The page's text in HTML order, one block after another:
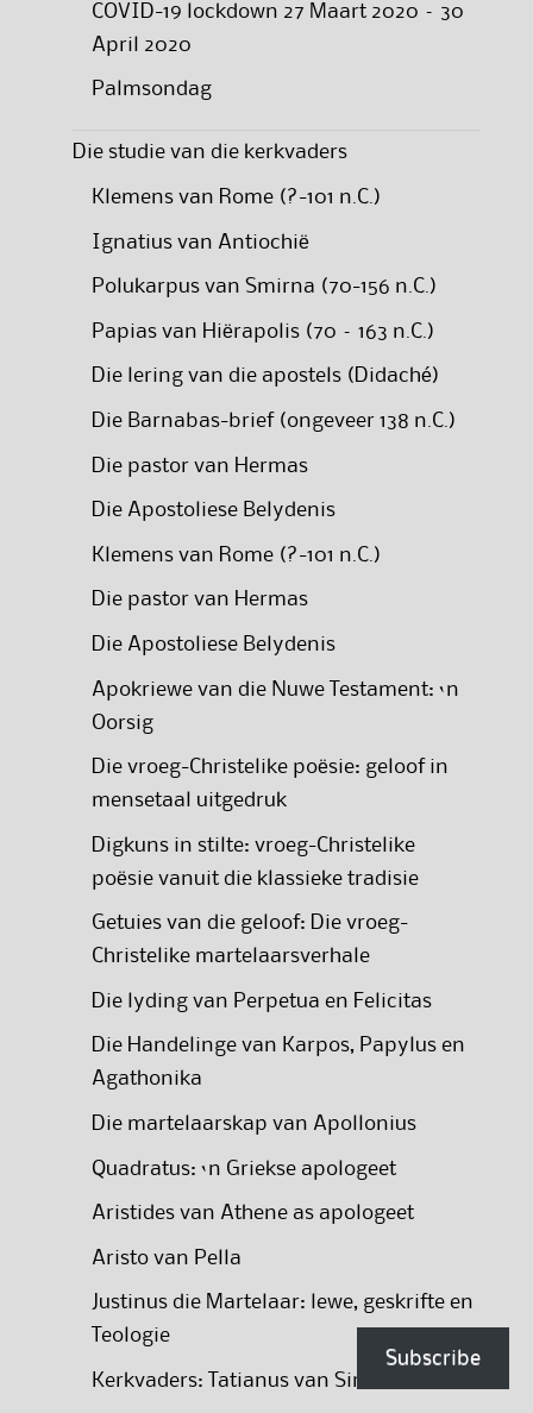
COVID-19 lockdown 27 Maart 2020 – 30
April 2020
Palmsondag
Die studie van die kerkvaders
Klemens van Rome (?-101 n.C.)
Ignatius van Antiochië
Polukarpus van Smirna (70-156 n.C.)
Papias van Hiërapolis (70 – 163 n.C.)
Die lering van die apostels (Didaché)
Die Barnabas-brief (ongeveer 138 n.C.)
Die pastor van Hermas
Die Apostoliese Belydenis
Klemens van Rome (?-101 n.C.)
Die pastor van Hermas
Die Apostoliese Belydenis
Apokriewe van die Nuwe Testament: ‘n
Oorsig
Die vroeg-Christelike poësie: geloof in
mensetaal uitgedruk
Digkuns in stilte: vroeg-Christelike
poësie vanuit die klassieke tradisie
Getuies van die geloof: Die vroeg-
Christelike martelaarsverhale
Die lyding van Perpetua en Felicitas
Die Handelinge van Karpos, Papylus en
Agathonika
Die martelaarskap van Apollonius
Quadratus: ‘n Griekse apologeet
Aristides van Athene as apologeet
Aristo van Pella
Justinus die Martelaar: lewe, geskrifte en
Teologie
Kerkvaders: Tatianus van Sirië
Subscribe